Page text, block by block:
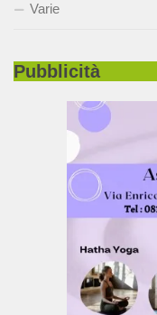
Varie
Pubblicità